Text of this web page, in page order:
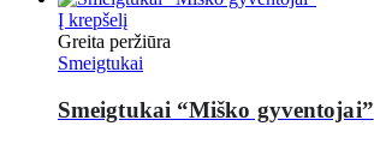
Į krepšelį
Greita peržiūra
Smeigtukai
Smeigtukai “Miško gyventojai”